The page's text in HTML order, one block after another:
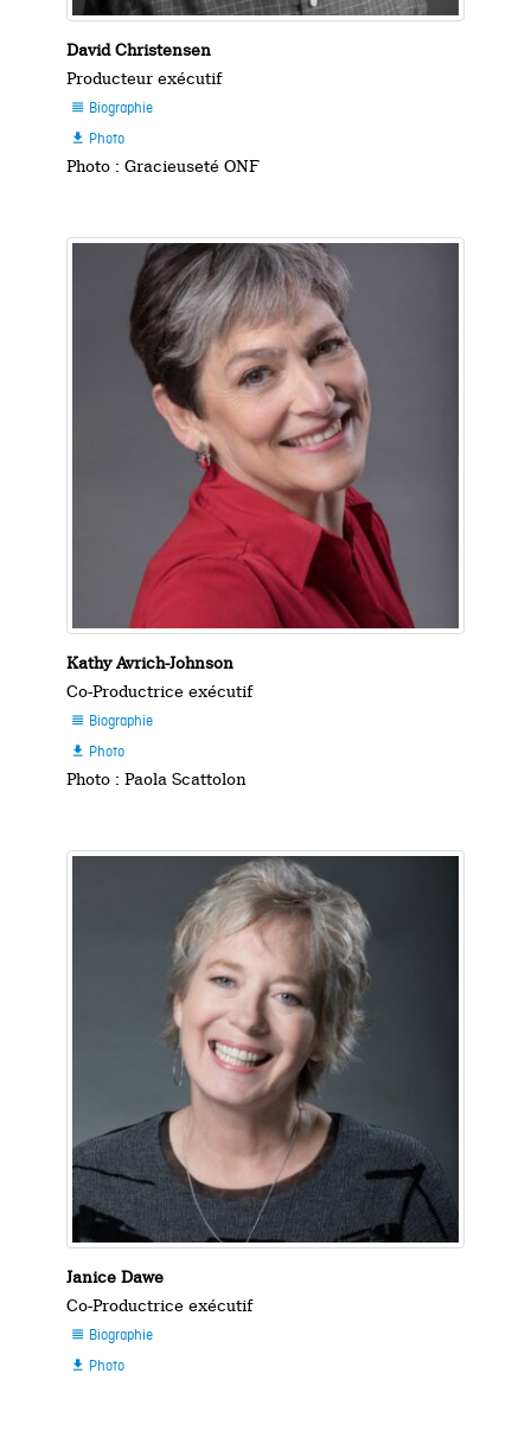
David Christensen
Producteur exécutif
 Biographie
 Photo
Photo : Gracieuseté ONF
Kathy Avrich-Johnson
Co-Productrice exécutif
 Biographie
 Photo
Photo : Paola Scattolon
Janice Dawe
Co-Productrice exécutif
 Biographie
 Photo